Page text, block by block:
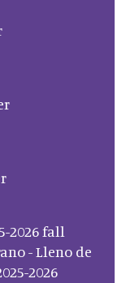
2026 fall
- Lleno de
2026